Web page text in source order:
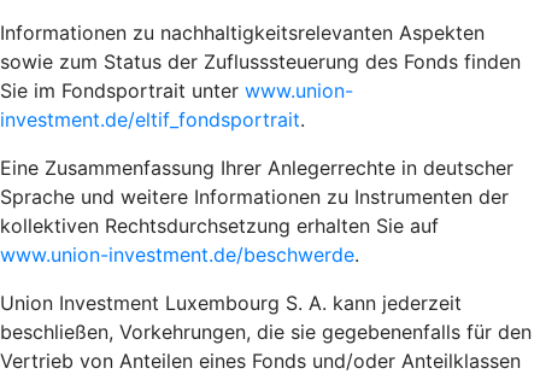
Informationen zu nachhaltigkeitsrelevanten Aspekten
sowie zum Status der Zuflusssteuerung des Fonds finden
Sie im Fondsportrait unter www.union-
investment.de/eltif_fondsportrait.
Eine Zusammenfassung Ihrer Anlegerrechte in deutscher
Sprache und weitere Informationen zu Instrumenten der
kollektiven Rechtsdurchsetzung erhalten Sie auf
www.union-investment.de/beschwerde.
Union Investment Luxembourg S. A. kann jederzeit
beschließen, Vorkehrungen, die sie gegebenenfalls für den
Vertrieb von Anteilen eines Fonds und/oder Anteilklassen